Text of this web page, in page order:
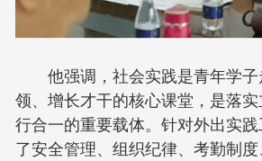
他强调，社会实践是青年学
领、增长才干的核心课堂，是落
行合一的重要载体。针对外出实
了安全管理、组织纪律、考勤制